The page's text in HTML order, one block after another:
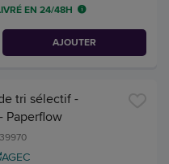
EN 24/48H
AJOUTER
tri sélectif -
Paperflow
AGEC